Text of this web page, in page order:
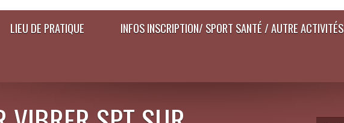
LIEU DE PRATIQUE INFOS INSCRIPTION/ SPORT SANTÉ / AUTRE ACTIVITÉS